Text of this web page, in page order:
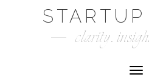
clarity.